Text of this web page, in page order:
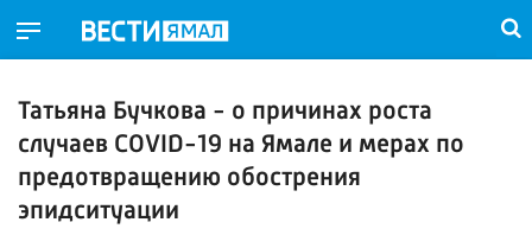
Татьяна Бучкова - о причинах роста
случаев COVID-19 на Ямале и мерах по
предотвращению обострения
эпидситуации